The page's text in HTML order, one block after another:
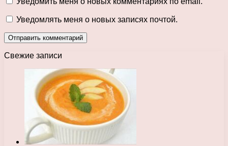
Уведомлять меня о новых записях почтой.
Свежие записи